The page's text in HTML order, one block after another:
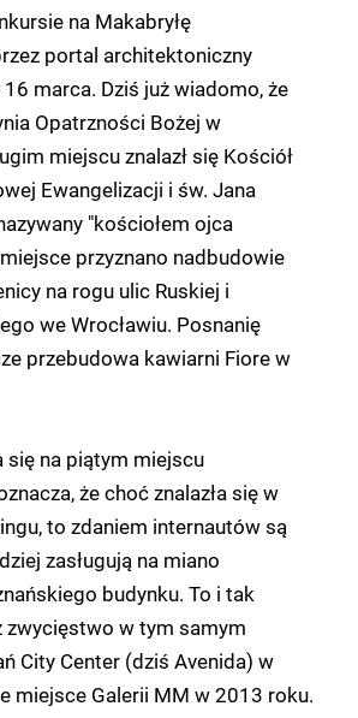
na Makabryłę
portal architektoniczny
marca. Dziś już wiadomo, że
Opatrzności Bożej w
miejscu znalazł się Kościół
Ewangelizacji i św. Jana
"kościołem ojca
przyznano nadbudowie
na rogu ulic Ruskiej i
we Wrocławiu. Posnanię
przebudowa kawiarni Fiore w
się na piątym miejscu
że choć znalazła się w
to zdaniem internautów są
zasługują na miano
budynku. To i tak
zwycięstwo w tym samym
City Center (dziś Avenida) w
miejsce Galerii MM w 2013 roku.